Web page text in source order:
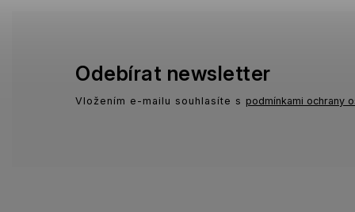
Odebírat newsletter
Vložením e-mailu souhlasíte s podmínkami ochrany